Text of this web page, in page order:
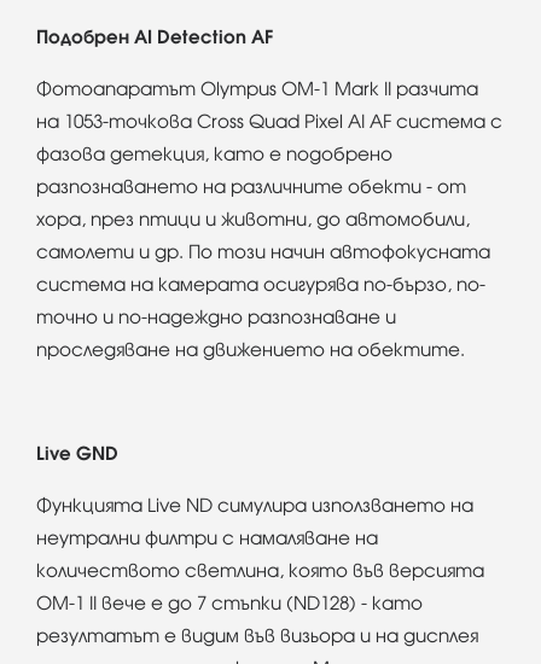
Подобрен AI Detection AF
Фотоапаратът Olympus OM-1 Mark II разчита
на 1053-точкова Cross Quad Pixel AI AF система с
фазова детекция, като е подобрено
разпознаването на различните обекти - от
хора, през птици и животни, до автомобили,
самолети и др. По този начин автофокусната
система на камерата осигурява по-бързо, по-
точно и по-надеждно разпознаване и
проследяване на движението на обектите.
Live GND
Функцията Live ND симулира използването на
неутрални филтри с намаляване на
количеството светлина, която във версията
OM-1 II вече е до 7 стъпки (ND128) - като
резултатът е видим във визьора и на дисплея